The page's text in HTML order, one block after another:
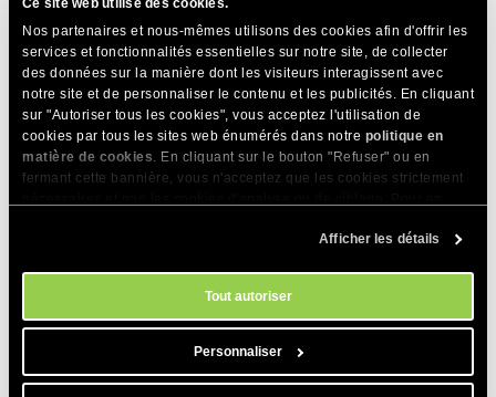
Ce site web utilise des cookies.
Nos partenaires et nous-mêmes utilisons des cookies afin d'offrir les
services et fonctionnalités essentielles sur notre site, de collecter
des données sur la manière dont les visiteurs interagissent avec
notre site et de personnaliser le contenu et les publicités. En cliquant
sur "Autoriser tous les cookies", vous acceptez l'utilisation de
cookies par tous les sites web énumérés dans notre politique en
matière de cookies. En cliquant sur le bouton "Refuser" ou en
fermant cette bannière, vous n'acceptez que les cookies strictement
. Vous pouvez gérer vos préférences
Afficher les détails
Tout autoriser
Personnaliser
Logiciel serveur obsolète
Tous les serveurs SiteGround ont des versions
supérieures aux versions requises du logiciel
préinstallé, vous pouvez donc sauter cette étape
si vous êtes un client SiteGround.
Vérifiez si les versions minimales des logiciels requis sont
installées ou supérieures sur votre serveur d’hébergement.
Vous pouvez le vérifier en allant dans votrewp-admin ->
Outils -> Santé du site -> onglet État -> section Serveur
Au minimum, votre serveur doit utiliser PHP 7.4.13 ou une